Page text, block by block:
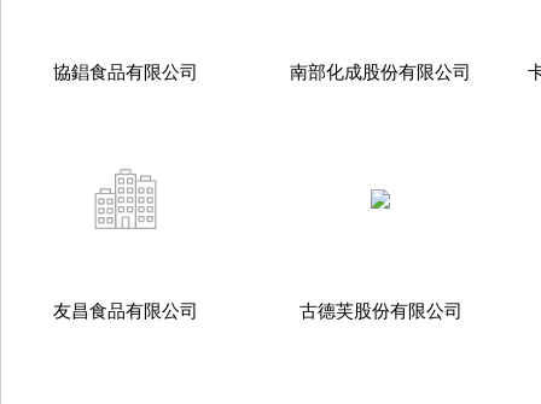
協錩食品有限公司 南部化成股份有限公司
友昌食品有限公司 古德芙股份有限公司